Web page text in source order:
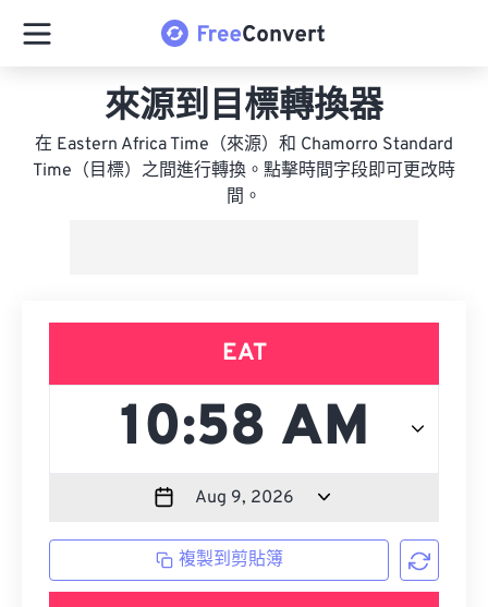
來源到目標轉換器
在 Eastern Africa Time（來源）和 Chamorro Standard
Time（目標）之間進行轉換。點擊時間字段即可更改時
間。
EAT
複製到剪貼簿